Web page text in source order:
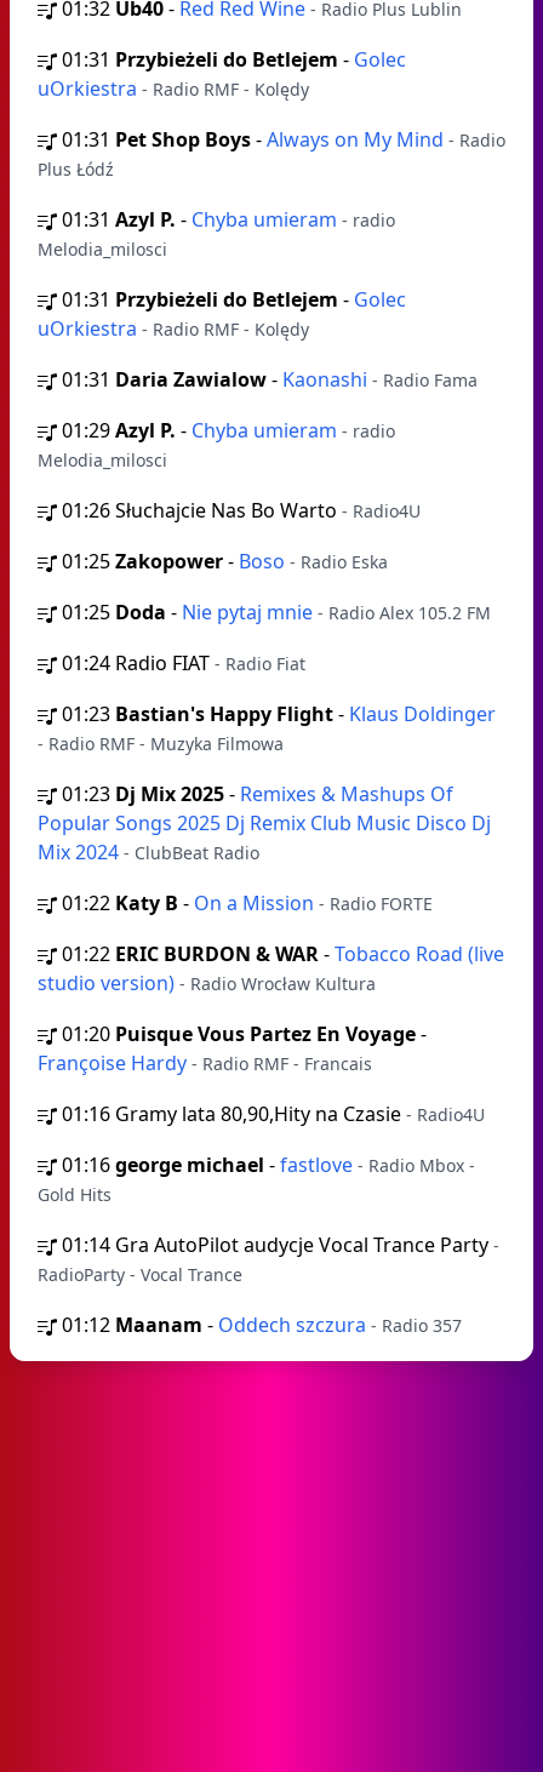
01:32 Ub40- Red Red Wine - Radio Plus Lublin
01:31 Przybieżeli do Betlejem - Golec
uOrkiestra - Radio RMF - Kolędy
01:31 Pet Shop Boys-Always on My Mind - Radio
Plus Łódź
01:31 Azyl P. - Chyba umieram - radio
Melodia_milosci
01:31 Przybieżeli do Betlejem - Golec
uOrkiestra - Radio RMF - Kolędy
01:31 Daria Zawialow- Kaonashi - Radio Fama
01:29Azyl P. - Chyba umieram - radio
Melodia_milosci
01:26Słuchajcie Nas Bo Warto - Radio4U
01:25Zakopower- Boso - Radio Eska
01:25 Doda - Nie pytaj mnie - Radio Alex 105.2 FM
01:24 Radio FIAT - Radio Fiat
01:23 Bastian's Happy Flight- Klaus Doldinger
- Radio RMF - Muzyka Filmowa
01:23 Dj Mix 2025- Remixes & Mashups Of
Popular Songs 2025 Dj Remix Club Music Disco Dj
Mix 2024 - ClubBeat Radio
01:22 Katy B - On a Mission - Radio FORTE
01:22 ERIC BURDON & WAR-Tobacco Road (live
studio version) - Radio Wrocław Kultura
01:20 Puisque Vous Partez En Voyage-
Françoise Hardy - Radio RMF - Francais
01:16 Gramy lata 80,90,Hity na Czasie - Radio4U
01:16george michael -fastlove - Radio Mbox -
Gold Hits
01:14 Gra AutoPilot audycje Vocal Trance Party -
RadioParty - Vocal Trance
01:12 Maanam - Oddech szczura - Radio 357